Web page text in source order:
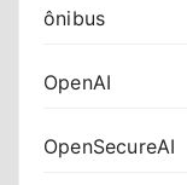
ônibus
OpenAI
OpenSecureAI